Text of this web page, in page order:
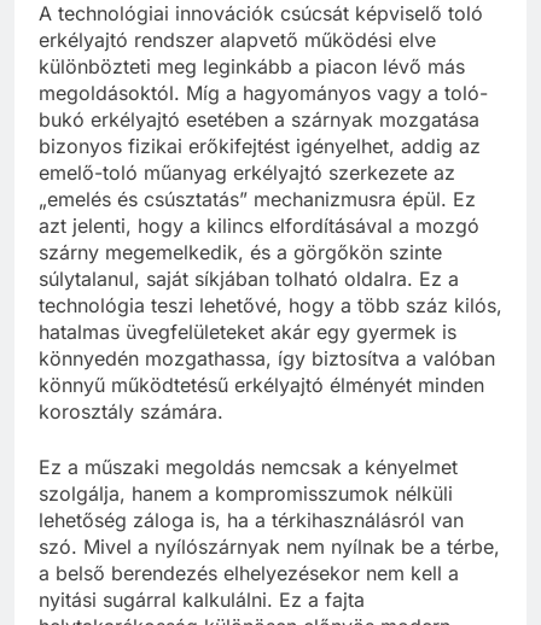
A technológiai innovációk csúcsát képviselő toló
erkélyajtó rendszer alapvető működési elve
különbözteti meg leginkább a piacon lévő más
megoldásoktól. Míg a hagyományos vagy a toló-
bukó erkélyajtó esetében a szárnyak mozgatása
bizonyos fizikai erőkifejtést igényelhet, addig az
emelő-toló műanyag erkélyajtó szerkezete az
„emelés és csúsztatás” mechanizmusra épül. Ez
azt jelenti, hogy a kilincs elfordításával a mozgó
szárny megemelkedik, és a görgőkön szinte
súlytalanul, saját síkjában tolható oldalra. Ez a
technológia teszi lehetővé, hogy a több száz kilós,
hatalmas üvegfelületeket akár egy gyermek is
könnyedén mozgathassa, így biztosítva a valóban
könnyű működtetésű erkélyajtó élményét minden
korosztály számára.
Ez a műszaki megoldás nemcsak a kényelmet
szolgálja, hanem a kompromisszumok nélküli
lehetőség záloga is, ha a térkihasználásról van
szó. Mivel a nyílószárnyak nem nyílnak be a térbe,
a belső berendezés elhelyezésekor nem kell a
nyitási sugárral kalkulálni. Ez a fajta